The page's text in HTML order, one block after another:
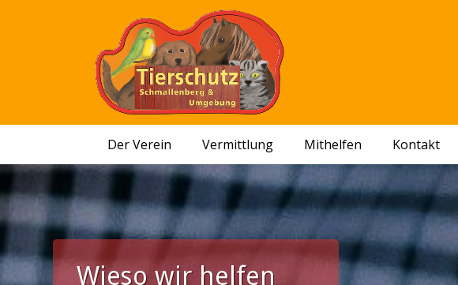
Der Verein Vermittlung Mithelfen Kontakt
Wieso wir helfen